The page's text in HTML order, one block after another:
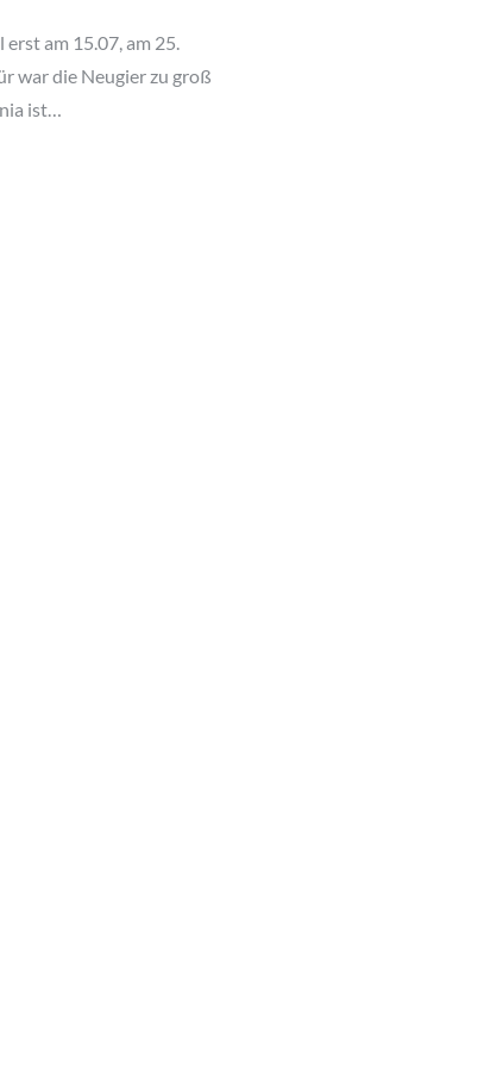
am 15.07, am 25.
war die Neugier zu groß
ist…